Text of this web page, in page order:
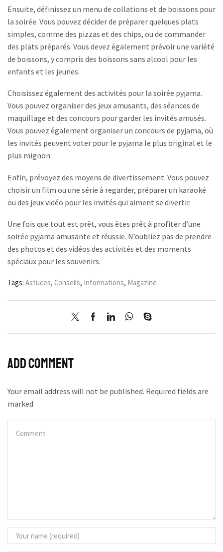
Ensuite, définissez un menu de collations et de boissons pour
la soirée. Vous pouvez décider de préparer quelques plats
simples, comme des pizzas et des chips, ou de commander
des plats préparés. Vous devez également prévoir une variété
de boissons, y compris des boissons sans alcool pour les
enfants et les jeunes.
Choisissez également des activités pour la soirée pyjama.
Vous pouvez organiser des jeux amusants, des séances de
maquillage et des concours pour garder les invités amusés.
Vous pouvez également organiser un concours de pyjama, où
les invités peuvent voter pour le pyjama le plus original et le
plus mignon.
Enfin, prévoyez des moyens de divertissement. Vous pouvez
choisir un film ou une série à regarder, préparer un karaoké
ou des jeux vidéo pour les invités qui aiment se divertir.
Une fois que tout est prêt, vous êtes prêt à profiter d’une
soirée pyjama amusante et réussie. N’oubliez pas de prendre
des photos et des vidéos des activités et des moments
spéciaux pour les souvenirs.
Tags: Astuces, Conseils, Informations, Magazine
Add comment
Your email address will not be published. Required fields are
marked